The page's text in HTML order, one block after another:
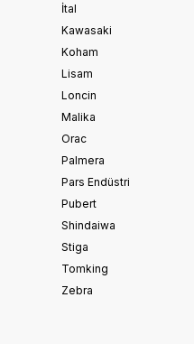
İtal
Kawasaki
Koham
Lisam
Loncin
Malika
Orac
Palmera
Pars Endüstri
Pubert
Shindaiwa
Stiga
Tomking
Zebra